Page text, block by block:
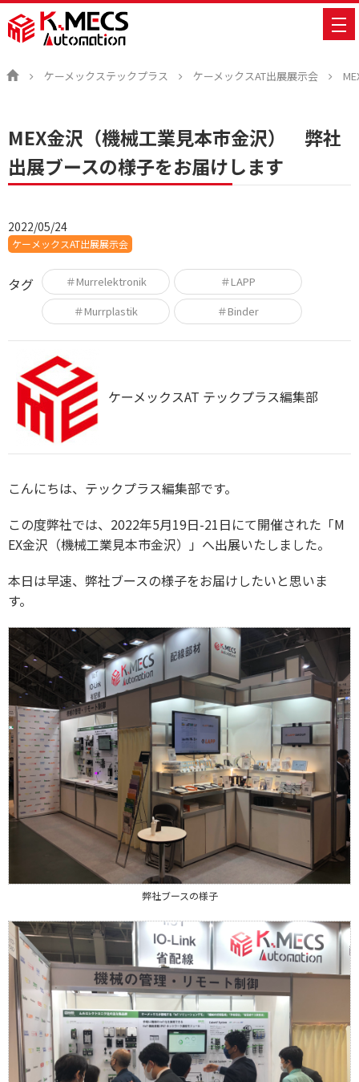
ケーメックステックプラス ケーメックスAT出展展示会
MEX金沢（機械工業見本市金沢） 弊社
出展ブースの様子をお届けします
2022/05/24
ケーメックスAT出展展示会
タグ ＃Murrelektronik
＃LAPP
＃Murrplastik
＃Binder
ケーメックスAT テックプラス編集部
こんにちは、テックプラス編集部です。
この度弊社では、2022年5月19日-21日にて開催された「M
EX金沢（機械工業見本市金沢）」へ出展いたしました。
本日は早速、弊社ブースの様子をお届けしたいと思いま
す。
弊社ブースの様子